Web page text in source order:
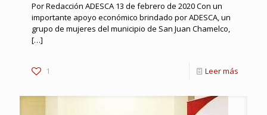
Por Redacción ADESCA 13 de febrero de 2020 Con un
importante apoyo económico brindado por ADESCA, un
grupo de mujeres del municipio de San Juan Chamelco,
[…]
1 Leer más